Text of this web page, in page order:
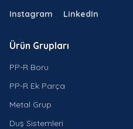
Instagram LinkedIn
Ürün Grupları
PP-R Boru
PP-R Ek Parça
Metal Grup
Duş Sistemleri